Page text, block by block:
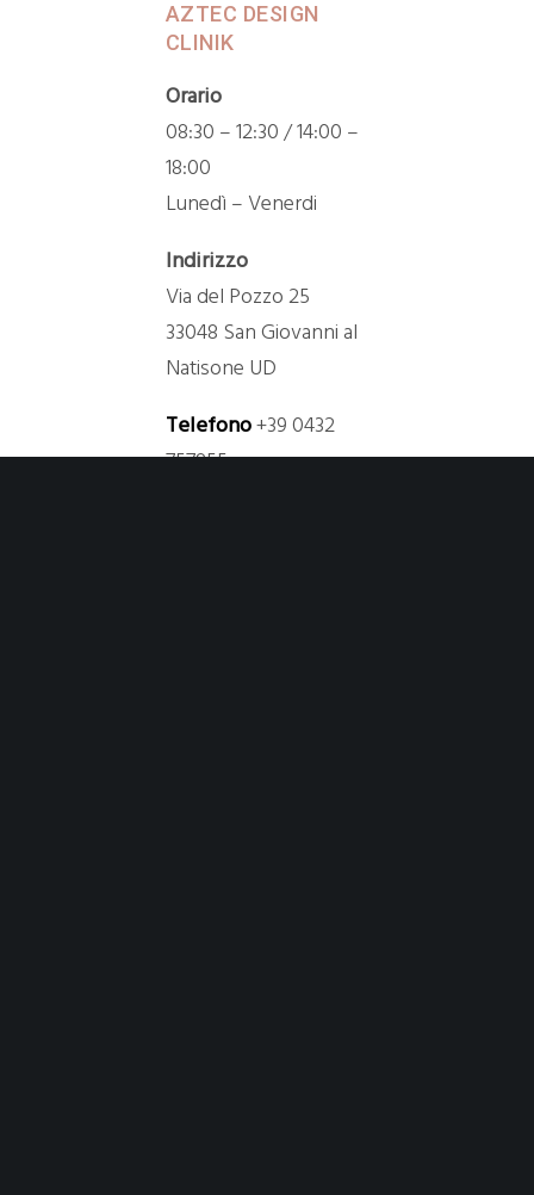
AZTEC DESIGN
CLINIK
Orario
08:30 – 12:30 / 14:00 –
18:00
Lunedì – Venerdi
Indirizzo
Via del Pozzo 25
33048 San Giovanni al
Natisone UD
Telefono+39 0432
757855